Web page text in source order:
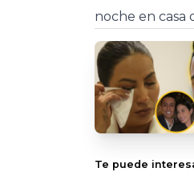
noche en casa
Te puede